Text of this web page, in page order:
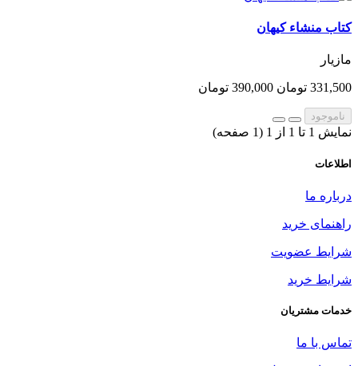
کتاب منشاء کیهان
مازیار
331,500 تومان 390,000 تومان
ناموجود
نمایش 1 تا 1 از 1 (1 صفحه)
اطلاعات
درباره ما
راهنمای خرید
شرایط عضویت
شرایط خرید
خدمات مشتریان
تماس با ما